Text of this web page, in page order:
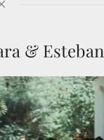
& Esteban